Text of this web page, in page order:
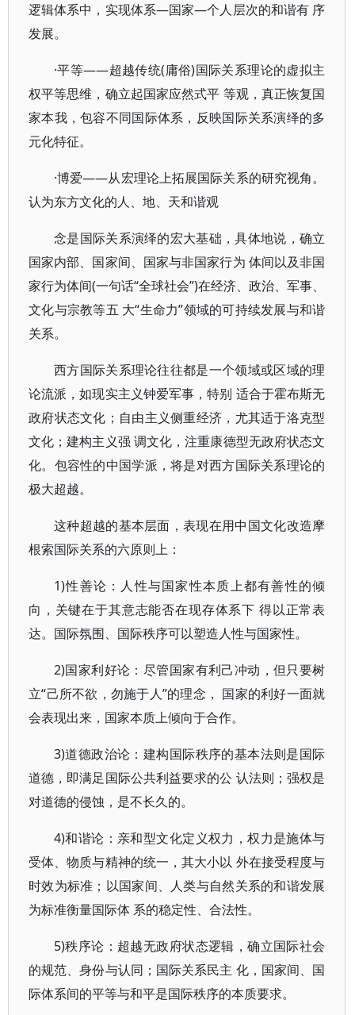
逻辑体系中，实现体系—国家—个人层次的和谐有 序
发展。
·平等——超越传统(庸俗)国际关系理论的虚拟主
权平等思维，确立起国家应然式平 等观，真正恢复国
家本我，包容不同国际体系，反映国际关系演绎的多
元化特征。
·博爱——从宏理论上拓展国际关系的研究视角。
认为东方文化的人、地、天和谐观
念是国际关系演绎的宏大基础，具体地说，确立
国家内部、国家间、国家与非国家行为 体间以及非国
家行为体间(一句话“全球社会”)在经济、政治、军事、
文化与宗教等五 大“生命力”领域的可持续发展与和谐
关系。
西方国际关系理论往往都是一个领域或区域的理
论流派，如现实主义钟爱军事，特别 适合于霍布斯无
政府状态文化；自由主义侧重经济，尤其适于洛克型
文化；建构主义强 调文化，注重康德型无政府状态文
化。包容性的中国学派，将是对西方国际关系理论的
极大超越。
这种超越的基本层面，表现在用中国文化改造摩
根索国际关系的六原则上：
1)性善论：人性与国家性本质上都有善性的倾
向，关键在于其意志能否在现存体系下 得以正常表
达。国际氛围、国际秩序可以塑造人性与国家性。
2)国家利好论：尽管国家有利己冲动，但只要树
立“己所不欲，勿施于人”的理念， 国家的利好一面就
会表现出来，国家本质上倾向于合作。
3)道德政治论：建构国际秩序的基本法则是国际
道德，即满足国际公共利益要求的公 认法则；强权是
对道德的侵蚀，是不长久的。
4)和谐论：亲和型文化定义权力，权力是施体与
受体、物质与精神的统一，其大小以 外在接受程度与
时效为标准；以国家间、人类与自然关系的和谐发展
为标准衡量国际体 系的稳定性、合法性。
5)秩序论：超越无政府状态逻辑，确立国际社会
的规范、身份与认同；国际关系民主 化，国家间、国
际体系间的平等与和平是国际秩序的本质要求。